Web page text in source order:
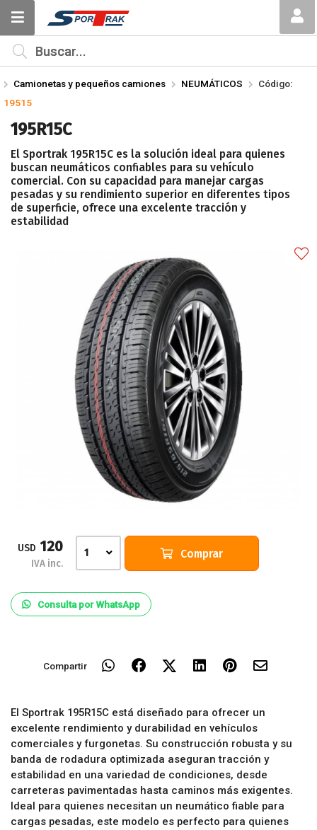
Compartir por email
Enviar
MI COMPRA
Camionetas y pequeños camiones NEUMÁTICOS
Código:
19515
195R15C
El Sportrak 195R15C es la solución ideal para quienes
buscan neumáticos confiables para su vehículo
comercial. Con su capacidad para manejar cargas
pesadas y su rendimiento superior en diferentes tipos
de superficie, ofrece una excelente tracción y
estabilidad
USD 120
IVA inc.
1 Comprar
Consulta por WhatsApp
Compartir
El Sportrak 195R15C está diseñado para ofrecer un
excelente rendimiento y durabilidad en vehículos
comerciales y furgonetas. Su construcción robusta y su
banda de rodadura optimizada aseguran tracción y
estabilidad en una variedad de condiciones, desde
carreteras pavimentadas hasta caminos más exigentes.
Ideal para quienes necesitan un neumático fiable para
cargas pesadas, este modelo es perfecto para quienes